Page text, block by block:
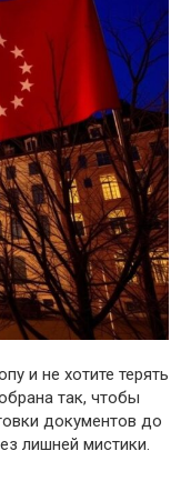
и не хотите терять
так, чтобы
документов до
лишней мистики.